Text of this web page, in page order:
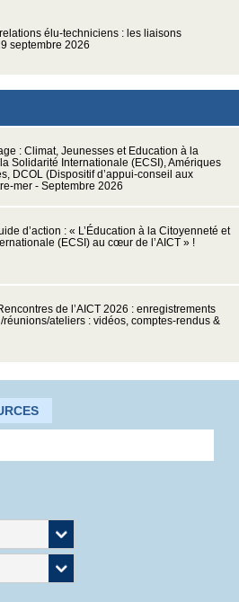
élu-techniciens : les liaisons
septembre 2026
: Climat, Jeunesses et Education à la
Solidarité Internationale (ECSI), Amériques
DCOL (Dispositif d’appui-conseil aux
mer - Septembre 2026
d’action : « L’Éducation à la Citoyenneté et
(ECSI) au cœur de l’AICT » !
de l’AICT 2026 : enregistrements
réunions/ateliers : vidéos, comptes-rendus &